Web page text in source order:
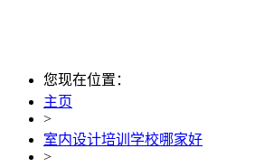
您现在位置：
主页
>
室内设计培训学校哪家好
>